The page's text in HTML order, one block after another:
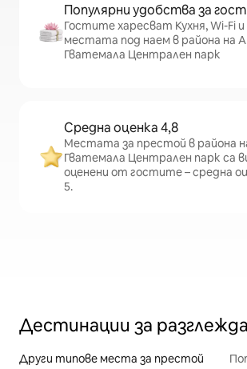
Популярни удобства за
Гостите харесват Кухня, Wi-Fi и
местата под наем в района на
Гватемала Централен парк
Средна оценка 4,8
Местата за престой в района
Гватемала Централен парк са
оценени от гостите – средна
5.
Дестинации за
Други типове места за престой